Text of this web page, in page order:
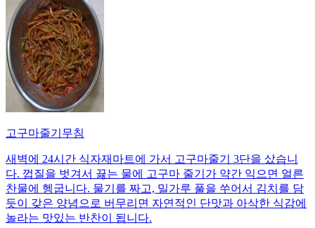
고구마줄기무침
새벽에 24시간 식자재마트에 가서 고구마줄기 3단을 샀습니
다. 껍질을 벗겨서 끓는 물에 고구마 줄기가 약간 익으면 얼른
찬물에 헹굽니다. 물기를 짜고, 밀가루 풀을 쑤어서 김치를 담
듯이 갖은 양념으로 버무리면 자연적인 단맛과 아삭한 식감에
놀라는 맛있는 반찬이 됩니다.